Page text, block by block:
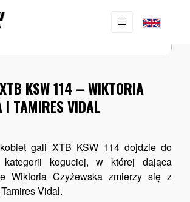
KSW 114 – WIKTORIA
I TAMIRES VIDAL
gali XTB KSW 114 dojdzie do
koguciej, w której dająca
Wiktoria Czyżewska zmierzy się z
Vidal.